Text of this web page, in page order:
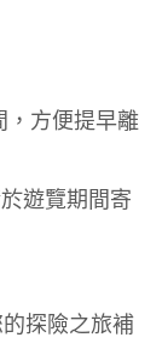
方便提早離
遊覽期間寄
探險之旅補